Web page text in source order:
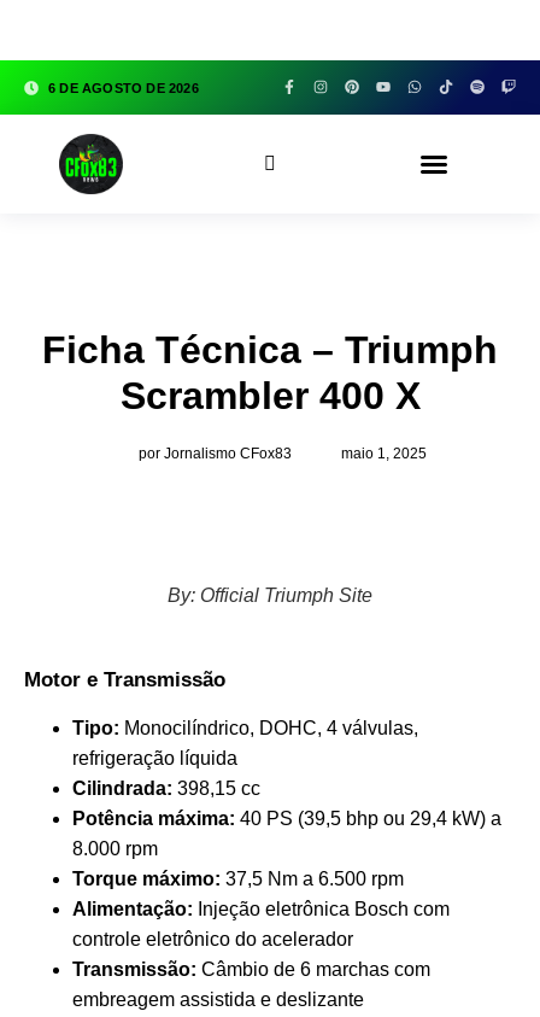
6 DE AGOSTO DE 2026
Ficha Técnica – Triumph
Scrambler 400 X
por Jornalismo CFox83 maio 1, 2025
By: Official Triumph Site
Motor e Transmissão
Tipo: Monocilíndrico, DOHC, 4 válvulas,
refrigeração líquida
Cilindrada: 398,15 cc
Potência máxima: 40 PS (39,5 bhp ou 29,4 kW) a
8.000 rpm
Torque máximo: 37,5 Nm a 6.500 rpm
Alimentação: Injeção eletrônica Bosch com
controle eletrônico do acelerador
Transmissão: Câmbio de 6 marchas com
embreagem assistida e deslizante